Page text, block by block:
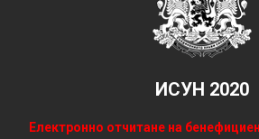
ИСУН 2020
Електронно отчитане на